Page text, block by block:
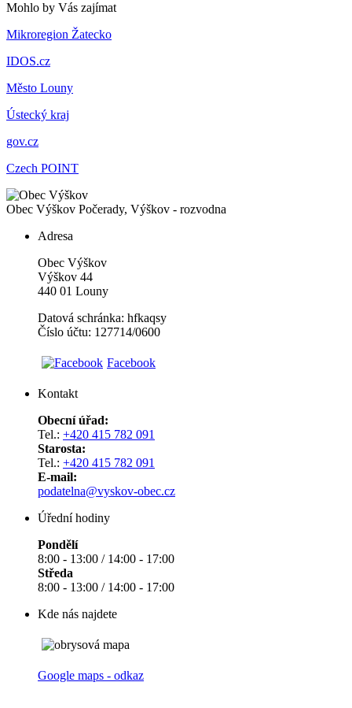
Mohlo by Vás zajímat
Mikroregion Žatecko
IDOS.cz
Město Louny
Ústecký kraj
gov.cz
Czech POINT
Obec Výškov Počerady, Výškov - rozvodna
Adresa
Obec Výškov
Výškov 44
440 01 Louny
Datová schránka: hfkaqsy
Číslo účtu: 127714/0600
Facebook
Kontakt
Obecní úřad:
Tel.: +420 415 782 091
Starosta:
Tel.: +420 415 782 091
E-mail:
podatelna@vyskov-obec.cz
Úřední hodiny
Pondělí
8:00 - 13:00 / 14:00 - 17:00
Středa
8:00 - 13:00 / 14:00 - 17:00
Kde nás najdete
Google maps - odkaz